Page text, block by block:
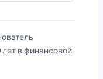
лет в финансовой